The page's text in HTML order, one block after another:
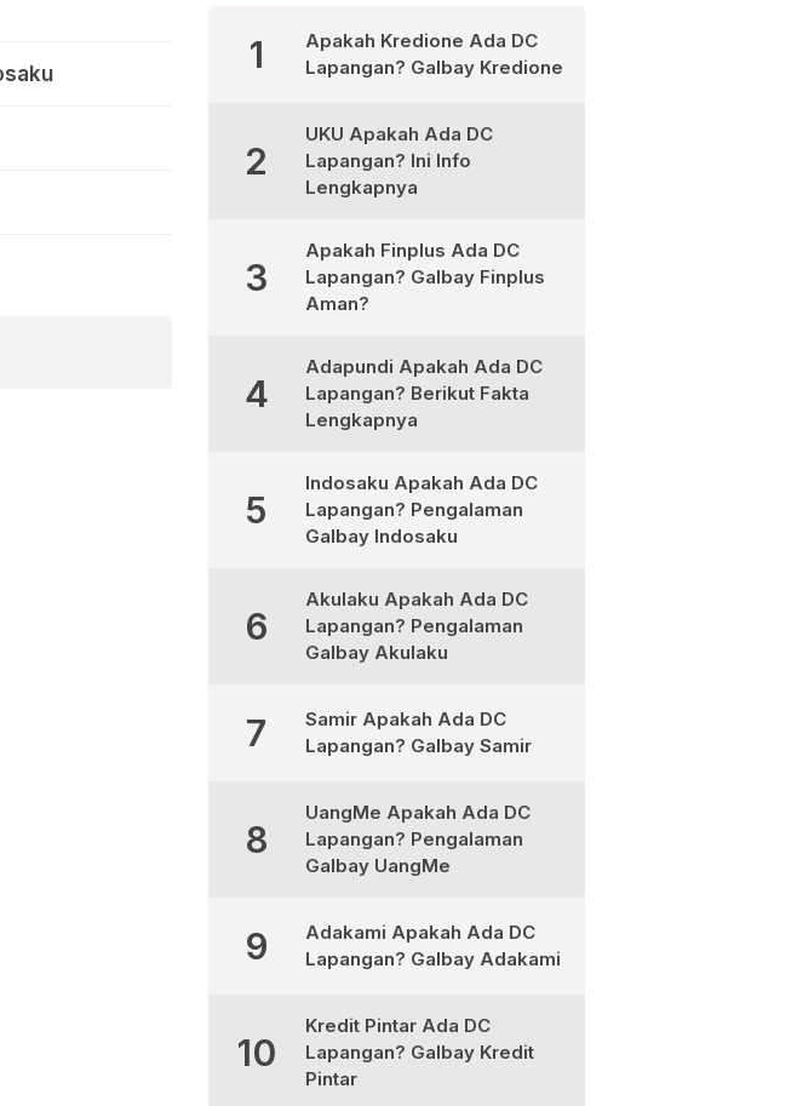
1
Apakah Kredione Ada DC
Lapangan? Galbay Kredione
2
UKU Apakah Ada DC
Lapangan? Ini Info
Lengkapnya
3
Apakah Finplus Ada DC
Lapangan? Galbay Finplus
Aman?
4
Adapundi Apakah Ada DC
Lapangan? Berikut Fakta
Lengkapnya
5
Indosaku Apakah Ada DC
Lapangan? Pengalaman
Galbay Indosaku
6
Akulaku Apakah Ada DC
Lapangan? Pengalaman
Galbay Akulaku
7
Samir Apakah Ada DC
Lapangan? Galbay Samir
8
UangMe Apakah Ada DC
Lapangan? Pengalaman
Galbay UangMe
9
Adakami Apakah Ada DC
Lapangan? Galbay Adakami
10
Kredit Pintar Ada DC
Lapangan? Galbay Kredit
Pintar